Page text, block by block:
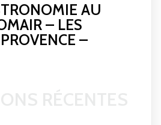
AU
– LES
–